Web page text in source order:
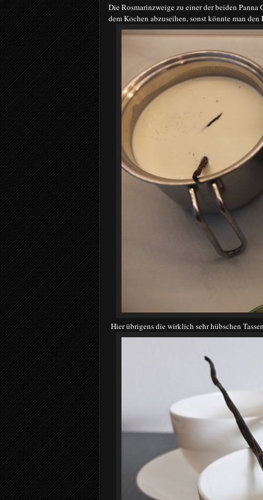
Die Rosmarinzweige zu einer der beiden
dem Kochen abzuseihen, sonst könnte man
Hier übrigens die wirklich sehr hübschen